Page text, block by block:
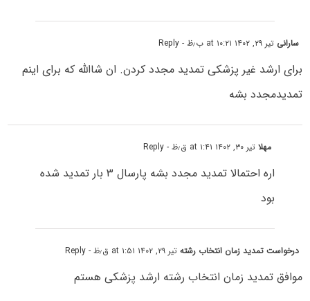
سارانی تیر ۲۹, ۱۴۰۲ at ۱۰:۲۱ ب٫ظ - Reply
برای ارشد غیر پزشکی تمدید مجدد کردن. ان شاالله که برای اینم
تمدیدمجدد بشه
مهلاتیر ۳۰, ۱۴۰۲ at ۱:۴۱ ق٫ظ - Reply
اره احتمالا تمدید مجدد بشه پارسال ۳ بار تمدید شده
بود
درخواست تمدید زمان انتخاب رشتهتیر ۲۹, ۱۴۰۲ at ۱:۵۱ ق٫ظ - Reply
موافق تمدید زمان انتخاب رشته ارشد پزشکی هستم